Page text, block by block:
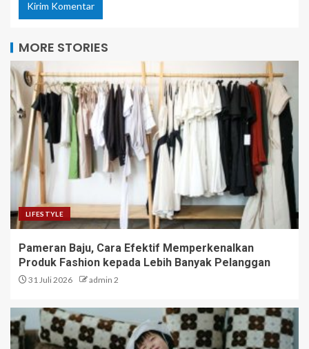
MORE STORIES
LIFESTYLE
Pameran Baju, Cara Efektif Memperkenalkan
Produk Fashion kepada Lebih Banyak Pelanggan
31 Juli 2026 admin 2